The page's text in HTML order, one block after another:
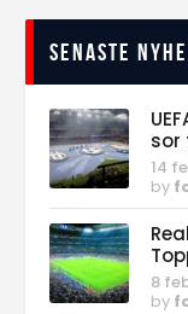
Senaste
sor
14
by
8
by